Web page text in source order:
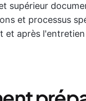
supérieur
et processus
et après